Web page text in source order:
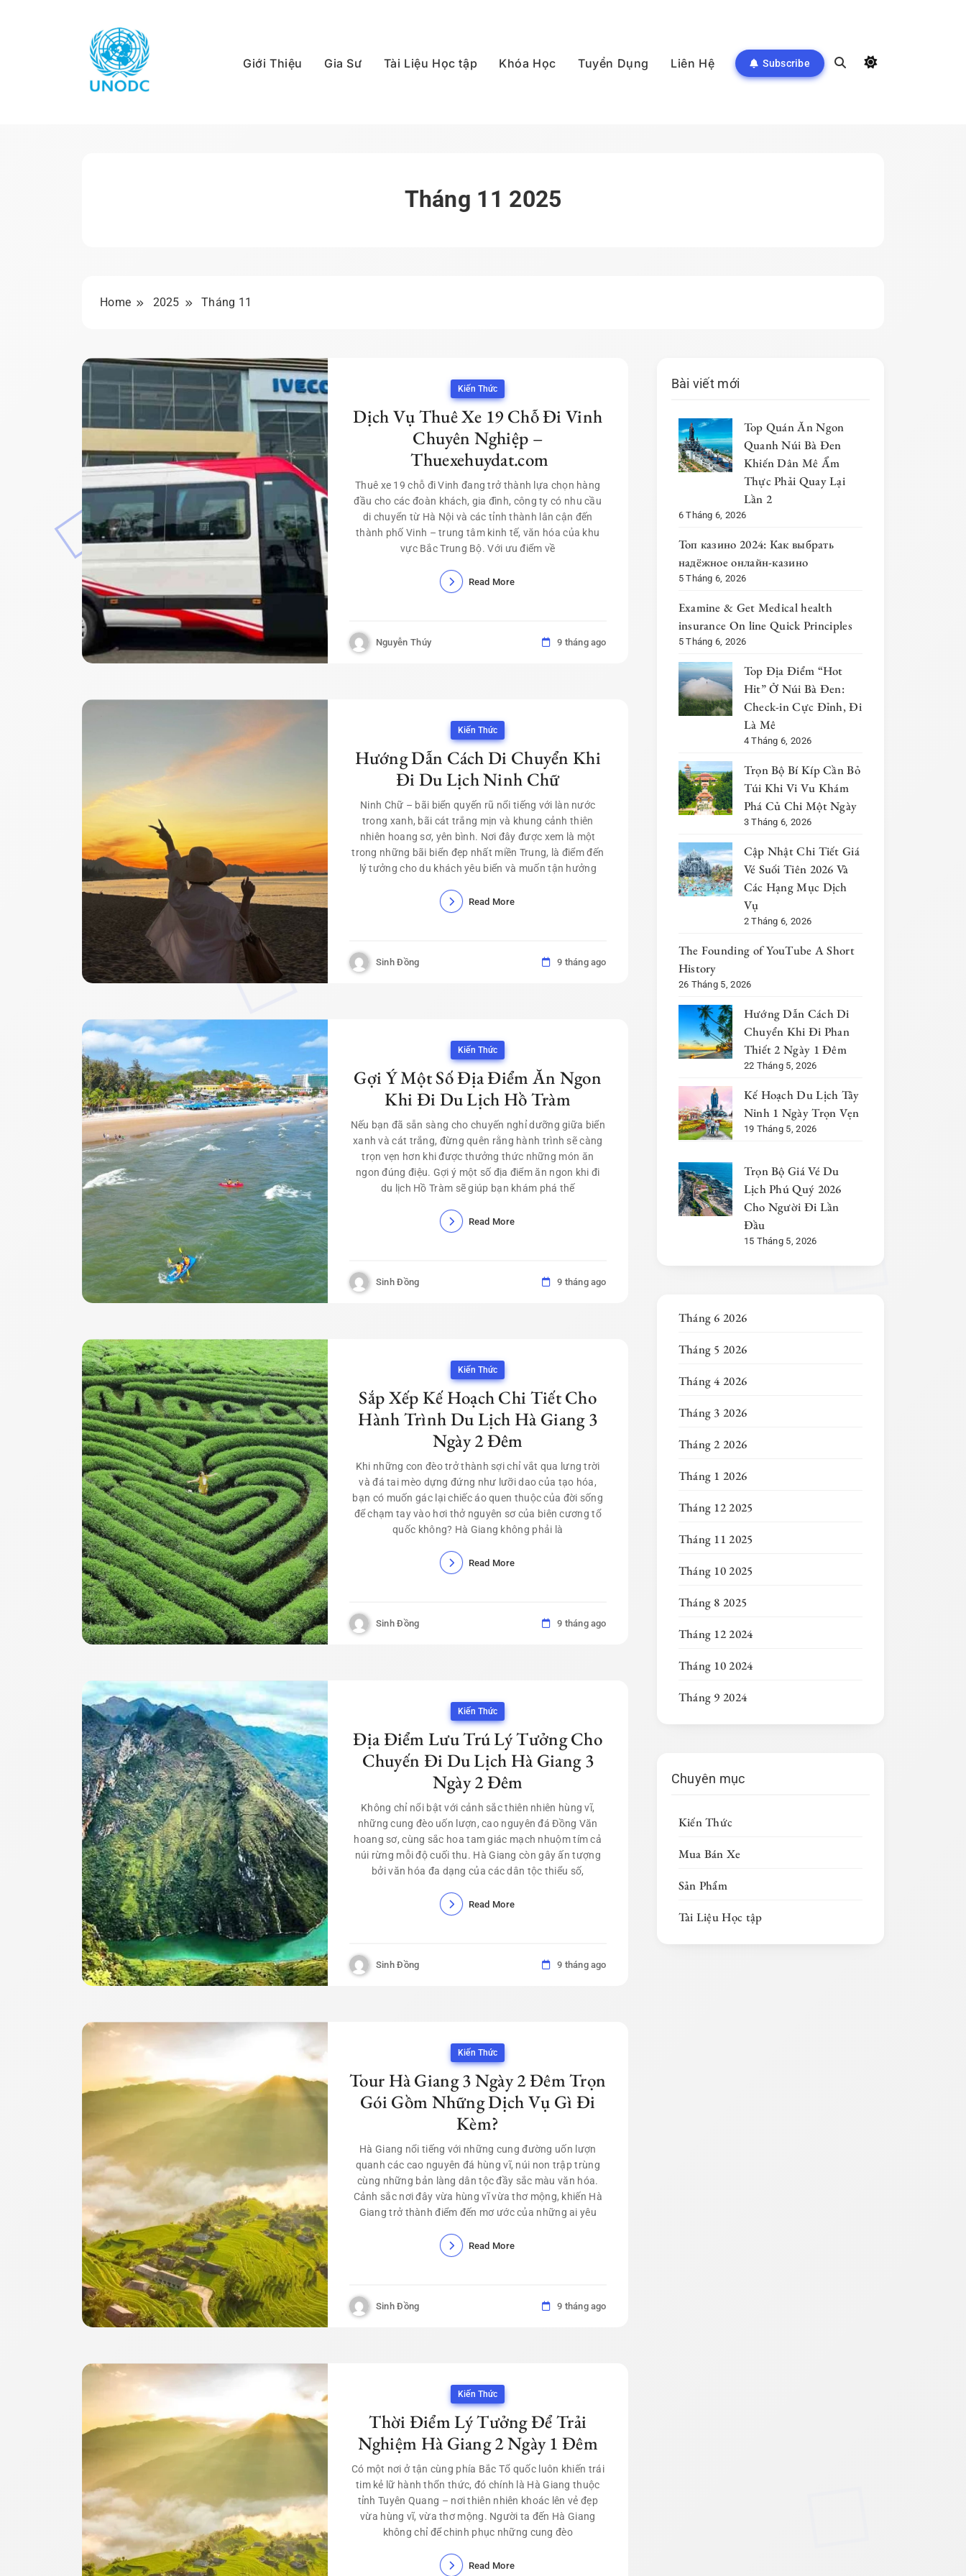
Giới Thiệu Gia Sư Tài Liệu Học tập Khóa Học Tuyển Dụng Liên Hệ Subscribe
Tháng 11 2025
Home 2025 Tháng 11
Kiến Thức
Dịch Vụ Thuê Xe 19 Chỗ Đi Vinh
Chuyên Nghiệp –
Thuexehuydat.com
Thuê xe 19 chỗ đi Vinh đang trở thành lựa chọn hàng
đầu cho các đoàn khách, gia đình, công ty có nhu cầu
di chuyển từ Hà Nội và các tỉnh thành lân cận đến
thành phố Vinh – trung tâm kinh tế, văn hóa của khu
vực Bắc Trung Bộ. Với ưu điểm về
Read More
Nguyễn Thúy 9 tháng ago
Kiến Thức
Hướng Dẫn Cách Di Chuyển Khi
Đi Du Lịch Ninh Chữ
Ninh Chữ – bãi biển quyến rũ nổi tiếng với làn nước
trong xanh, bãi cát trắng mịn và khung cảnh thiên
nhiên hoang sơ, yên bình. Nơi đây được xem là một
trong những bãi biển đẹp nhất miền Trung, là điểm đến
lý tưởng cho du khách yêu biển và muốn tận hưởng
Read More
Sinh Đồng 9 tháng ago
Kiến Thức
Gợi Ý Một Số Địa Điểm Ăn Ngon
Khi Đi Du Lịch Hồ Tràm
Nếu bạn đã sẵn sàng cho chuyến nghỉ dưỡng giữa biển
xanh và cát trắng, đừng quên rằng hành trình sẽ càng
trọn vẹn hơn khi được thưởng thức những món ăn
ngon đúng điệu. Gợi ý một số địa điểm ăn ngon khi đi
du lịch Hồ Tràm sẽ giúp bạn khám phá thế
Read More
Sinh Đồng 9 tháng ago
Kiến Thức
Sắp Xếp Kế Hoạch Chi Tiết Cho
Hành Trình Du Lịch Hà Giang 3
Ngày 2 Đêm
Khi những con đèo trở thành sợi chỉ vắt qua lưng trời
và đá tai mèo dựng đứng như lưỡi dao của tạo hóa,
bạn có muốn gác lại chiếc áo quen thuộc của đời sống
để chạm tay vào hơi thở nguyên sơ của biên cương tổ
quốc không? Hà Giang không phải là
Read More
Sinh Đồng 9 tháng ago
Kiến Thức
Địa Điểm Lưu Trú Lý Tưởng Cho
Chuyến Đi Du Lịch Hà Giang 3
Ngày 2 Đêm
Không chỉ nổi bật với cảnh sắc thiên nhiên hùng vĩ,
những cung đèo uốn lượn, cao nguyên đá Đồng Văn
hoang sơ, cùng sắc hoa tam giác mạch nhuộm tím cả
núi rừng mỗi độ cuối thu. Hà Giang còn gây ấn tượng
bởi văn hóa đa dạng của các dân tộc thiểu số,
Read More
Sinh Đồng 9 tháng ago
Kiến Thức
Tour Hà Giang 3 Ngày 2 Đêm Trọn
Gói Gồm Những Dịch Vụ Gì Đi
Kèm?
Hà Giang nổi tiếng với những cung đường uốn lượn
quanh các cao nguyên đá hùng vĩ, núi non trập trùng
cùng những bản làng dân tộc đầy sắc màu văn hóa.
Cảnh sắc nơi đây vừa hùng vĩ vừa thơ mộng, khiến Hà
Giang trở thành điểm đến mơ ước của những ai yêu
Read More
Sinh Đồng 9 tháng ago
Kiến Thức
Thời Điểm Lý Tưởng Để Trải
Nghiệm Hà Giang 2 Ngày 1 Đêm
Có một nơi ở tận cùng phía Bắc Tổ quốc luôn khiến trái
tim kẻ lữ hành thổn thức, đó chính là Hà Giang thuộc
tỉnh Tuyên Quang – nơi thiên nhiên khoác lên vẻ đẹp
vừa hùng vĩ, vừa thơ mộng. Người ta đến Hà Giang
không chỉ để chinh phục những cung đèo
Read More
Bài viết mới
Top Quán Ăn Ngon
Quanh Núi Bà Đen
Khiến Dân Mê Ẩm
Thực Phải Quay Lại
Lần 2
6 Tháng 6, 2026
Топ казино 2024: Как выбрать
надёжное онлайн-казино
5 Tháng 6, 2026
Examine & Get Medical health
insurance On line Quick Principles
5 Tháng 6, 2026
Top Địa Điểm “Hot
Hit” Ở Núi Bà Đen:
Check-in Cực Đỉnh, Đi
Là Mê
4 Tháng 6, 2026
Trọn Bộ Bí Kíp Cần Bỏ
Túi Khi Vi Vu Khám
Phá Củ Chi Một Ngày
3 Tháng 6, 2026
Cập Nhật Chi Tiết Giá
Vé Suối Tiên 2026 Và
Các Hạng Mục Dịch
Vụ
2 Tháng 6, 2026
The Founding of YouTube A Short
History
26 Tháng 5, 2026
Hướng Dẫn Cách Di
Chuyển Khi Đi Phan
Thiết 2 Ngày 1 Đêm
22 Tháng 5, 2026
Kế Hoạch Du Lịch Tây
Ninh 1 Ngày Trọn Vẹn
19 Tháng 5, 2026
Trọn Bộ Giá Vé Du
Lịch Phú Quý 2026
Cho Người Đi Lần
Đầu
15 Tháng 5, 2026
Tháng 6 2026
Tháng 5 2026
Tháng 4 2026
Tháng 3 2026
Tháng 2 2026
Tháng 1 2026
Tháng 12 2025
Tháng 11 2025
Tháng 10 2025
Tháng 8 2025
Tháng 12 2024
Tháng 10 2024
Tháng 9 2024
Chuyên mục
Kiến Thức
Mua Bán Xe
Sản Phẩm
Tài Liệu Học tập